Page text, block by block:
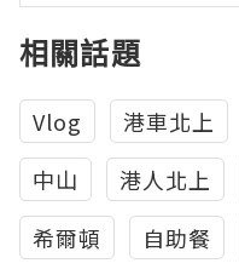
相關話題
Vlog 港車北上
中山
港人北上
希爾頓
自助餐